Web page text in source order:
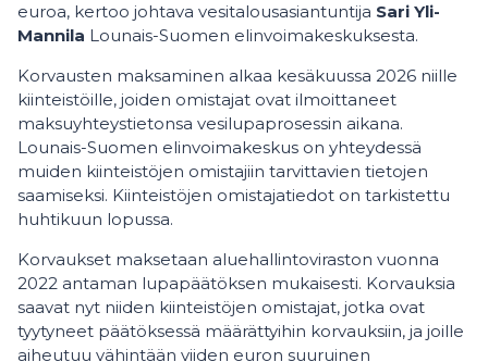
euroa, kertoo johtava vesitalousasiantuntija Sari Yli-
Mannila Lounais-Suomen elinvoimakeskuksesta.
Korvausten maksaminen alkaa kesäkuussa 2026 niille
kiinteistöille, joiden omistajat ovat ilmoittaneet
maksuyhteystietonsa vesilupaprosessin aikana.
Lounais-Suomen elinvoimakeskus on yhteydessä
muiden kiinteistöjen omistajiin tarvittavien tietojen
saamiseksi. Kiinteistöjen omistajatiedot on tarkistettu
huhtikuun lopussa.
Korvaukset maksetaan aluehallintoviraston vuonna
2022 antaman lupapäätöksen mukaisesti. Korvauksia
saavat nyt niiden kiinteistöjen omistajat, jotka ovat
tyytyneet päätöksessä määrättyihin korvauksiin, ja joille
aiheutuu vähintään viiden euron suuruinen